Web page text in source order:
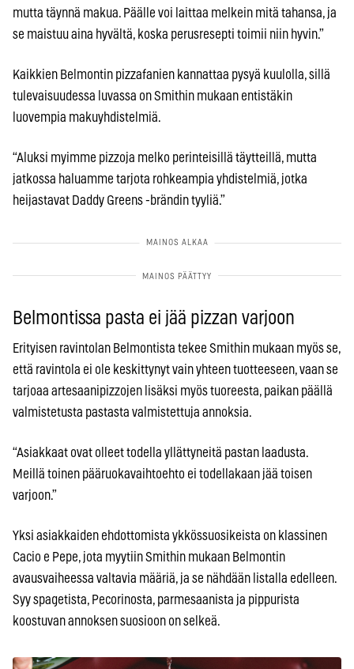
mutta täynnä makua. Päälle voi laittaa melkein mitä tahansa, ja
se maistuu aina hyvältä, koska perusresepti toimii niin hyvin.”
Kaikkien Belmontin pizzafanien kannattaa pysyä kuulolla, sillä
tulevaisuudessa luvassa on Smithin mukaan entistäkin
luovempia makuyhdistelmiä.
“Aluksi myimme pizzoja melko perinteisillä täytteillä, mutta
jatkossa haluamme tarjota rohkeampia yhdistelmiä, jotka
heijastavat Daddy Greens -brändin tyyliä.”
Belmontissa pasta ei jää pizzan varjoon
Erityisen ravintolan Belmontista tekee Smithin mukaan myös se,
että ravintola ei ole keskittynyt vain yhteen tuotteeseen, vaan se
tarjoaa artesaanipizzojen lisäksi myös tuoreesta, paikan päällä
valmistetusta pastasta valmistettuja annoksia.
“Asiakkaat ovat olleet todella yllättyneitä pastan laadusta.
Meillä toinen pääruokavaihtoehto ei todellakaan jää toisen
varjoon.”
Yksi asiakkaiden ehdottomista ykkössuosikeista on klassinen
Cacio e Pepe, jota myytiin Smithin mukaan Belmontin
avausvaiheessa valtavia määriä, ja se nähdään listalla edelleen.
Syy spagetista, Pecorinosta, parmesaanista ja pippurista
koostuvan annoksen suosioon on selkeä.